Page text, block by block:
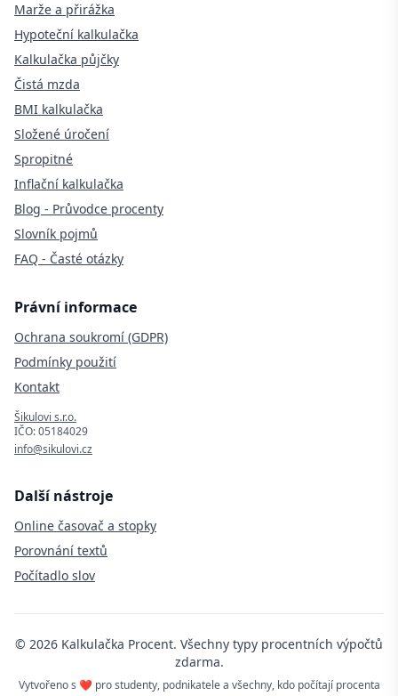
Marže a přirážka
Hypoteční kalkulačka
Kalkulačka půjčky
Čistá mzda
BMI kalkulačka
Složené úročení
Spropitné
Inflační kalkulačka
Blog - Průvodce procenty
Slovník pojmů
FAQ - Časté otázky
Právní informace
Ochrana soukromí (GDPR)
Podmínky použití
Kontakt
Šikulovi s.r.o.
IČO: 05184029
info@sikulovi.cz
Další nástroje
Online časovač a stopky
Porovnání textů
Počítadlo slov
© 2026 Kalkulačka Procent. Všechny typy procentních výpočtů
zdarma.
Vytvořeno s ❤️ pro studenty, podnikatele a všechny, kdo počítají procenta